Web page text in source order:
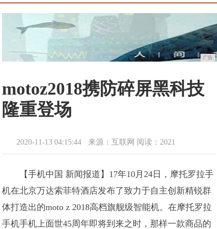
广告
motoz2018携防碎屏黑科技
隆重登场
2020-11-13 04:15:44 来源：互联网 阅读：2021
【手机中国 新闻报道】17年10月24日，摩托罗拉手
机在北京万达索菲特酒店发布了致力于自主创新精锐群
体打造出的moto z 2018高档旗舰级智能机。在摩托罗拉
手机手机上面世45周年即将到来之时，那样一款商品的